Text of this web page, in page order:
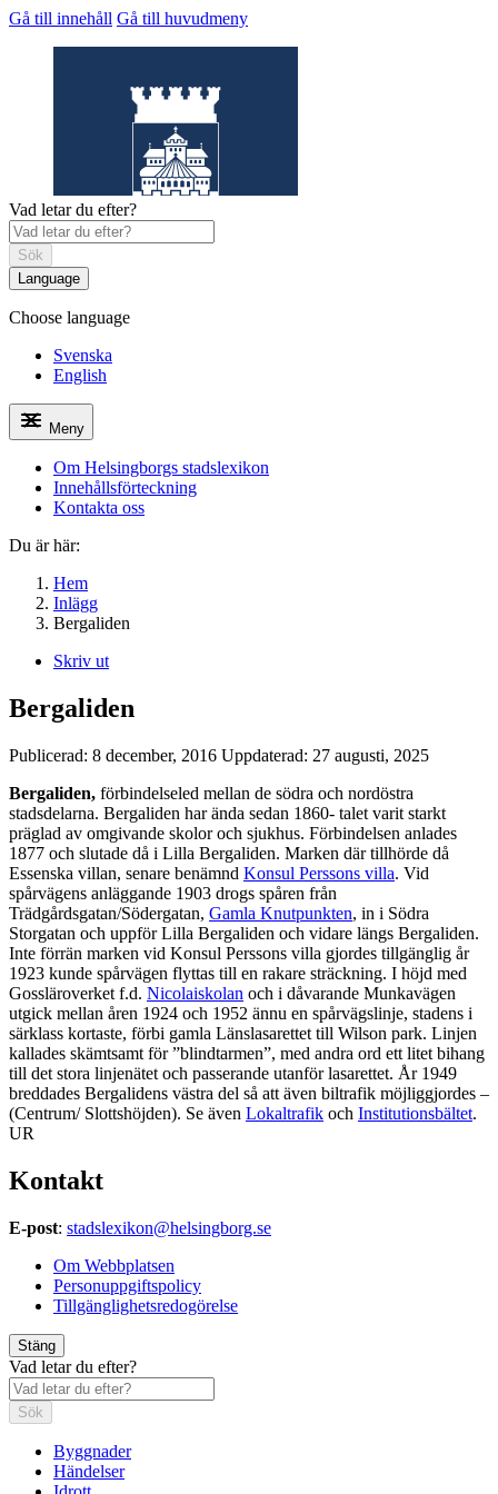
Gå till innehåll Gå till huvudmeny
Helsingborgs stadslexikon
Vad letar du efter?
Sök
Language
Choose language
Svenska
English
Meny
Om Helsingborgs stadslexikon
Innehållsförteckning
Kontakta oss
Du är här:
Hem
Inlägg
Bergaliden
Skriv ut
Bergaliden
Publicerad: 8 december, 2016 Uppdaterad: 27 augusti, 2025
Bergaliden, förbindelseled mellan de södra och nordöstra
stadsdelarna. Bergaliden har ända sedan 1860- talet varit starkt
präglad av omgivande skolor och sjukhus. Förbindelsen anlades
1877 och slutade då i Lilla Bergaliden. Marken där tillhörde då
Essenska villan, senare benämnd Konsul Perssons villa. Vid
spårvägens anläggande 1903 drogs spåren från
Trädgårdsgatan/Södergatan, Gamla Knutpunkten, in i Södra
Storgatan och uppför Lilla Bergaliden och vidare längs Bergaliden.
Inte förrän marken vid Konsul Perssons villa gjordes tillgänglig år
1923 kunde spårvägen flyttas till en rakare sträckning. I höjd med
Gossläroverket f.d. Nicolaiskolan och i dåvarande Munkavägen
utgick mellan åren 1924 och 1952 ännu en spårvägslinje, stadens i
särklass kortaste, förbi gamla Länslasarettet till Wilson park. Linjen
kallades skämtsamt för ”blindtarmen”, med andra ord ett litet bihang
till det stora linjenätet och passerande utanför lasarettet. År 1949
breddades Bergalidens västra del så att även biltrafik möjliggjordes –
(Centrum/ Slottshöjden). Se även Lokaltrafik och Institutionsbältet.
UR
Kontakt
E-post: stadslexikon@helsingborg.se
Om Webbplatsen
Personuppgiftspolicy
Tillgänglighetsredogörelse
Stäng
Vad letar du efter?
Sök
Byggnader
Händelser